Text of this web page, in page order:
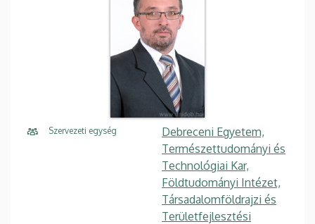
Szervezeti egység
Debreceni Egyetem,
Természettudományi és
Technológiai Kar,
Földtudományi Intézet,
Társadalomföldrajzi és
Területfejlesztési